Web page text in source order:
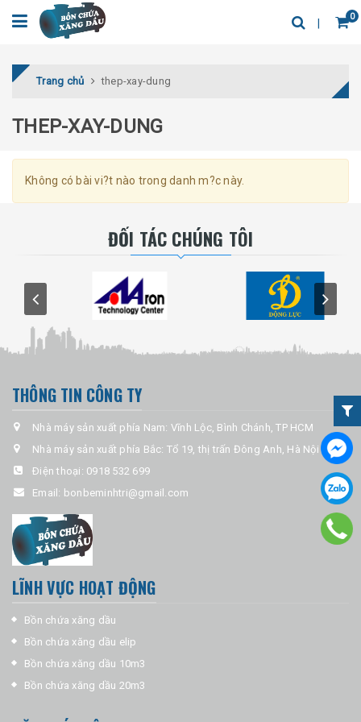
0
Trang chủ thep-xay-dung
THEP-XAY-DUNG
Không có bài vi?t nào trong danh m?c này.
ĐỐI TÁC CHÚNG TÔI
THÔNG TIN CÔNG TY
Nhà máy sản xuất phía Nam: Vĩnh Lộc, Bình Chánh, TP HCM
Nhà máy sản xuất phía Bắc: Tổ 19, thị trấn Đông Anh, Hà Nội
Ðiện thoại: 0918 532 699
Email: bonbeminhtri@gmail.com
LĨNH VỰC HOẠT ĐỘNG
Bồn chứa xăng dầu
Bồn chứa xăng dầu elip
Bồn chứa xăng dầu 10m3
Bồn chứa xăng dầu 20m3